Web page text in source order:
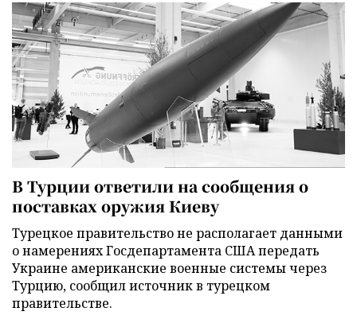
В Турции ответили на сообщения о
поставках оружия Киеву
Турецкое правительство не располагает данными
о намерениях Госдепартамента США передать
Украине американские военные системы через
Турцию, сообщил источник в турецком
правительстве.